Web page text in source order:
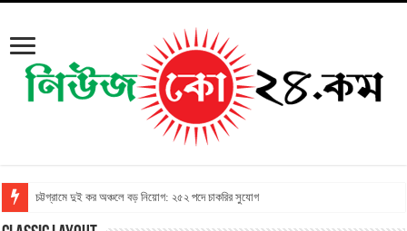
চট্টগ্রামে দুই কর অঞ্চলে বড় নিয়োগ: ২৫২ পদে চাকরির সুযোগ